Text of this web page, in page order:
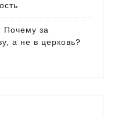
Почему за
а не в церковь?